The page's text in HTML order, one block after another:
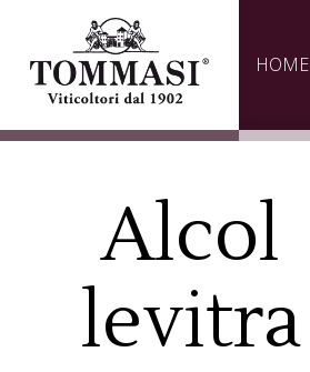
HOME
Alcol
levitra